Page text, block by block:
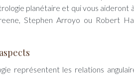
planétaire et qui vous aideront
Stephen Arroyo ou Robert
représentent les relations